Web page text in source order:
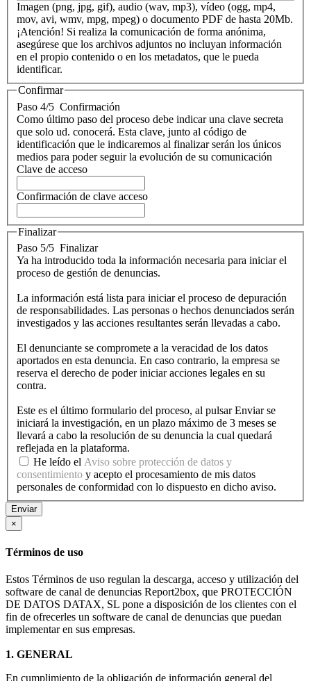
Imagen (png, jpg, gif), audio (wav, mp3), vídeo (ogg, mp4,
mov, avi, wmv, mpg, mpeg) o documento PDF de hasta 20Mb.
¡Atención! Si realiza la comunicación de forma anónima,
asegúrese que los archivos adjuntos no incluyan información
en el propio contenido o en los metadatos, que le pueda
identificar.
Confirmar
Paso 4/5 Confirmación
Como último paso del proceso debe indicar una clave secreta
que solo ud. conocerá. Esta clave, junto al código de
identificación que le indicaremos al finalizar serán los únicos
medios para poder seguir la evolución de su comunicación
Clave de acceso
Confirmación de clave acceso
Finalizar
Paso 5/5 Finalizar
Ya ha introducido toda la información necesaria para iniciar el
proceso de gestión de denuncias.
La información está lista para iniciar el proceso de depuración
de responsabilidades. Las personas o hechos denunciados serán
investigados y las acciones resultantes serán llevadas a cabo.
El denunciante se compromete a la veracidad de los datos
aportados en esta denuncia. En caso contrario, la empresa se
reserva el derecho de poder iniciar acciones legales en su
contra.
Este es el último formulario del proceso, al pulsar Enviar se
iniciará la investigación, en un plazo máximo de 3 meses se
llevará a cabo la resolución de su denuncia la cual quedará
reflejada en la plataforma.
He leído el Aviso sobre protección de datos y
consentimiento y acepto el procesamiento de mis datos
personales de conformidad con lo dispuesto en dicho aviso.
Enviar
×
Términos de uso
Estos Términos de uso regulan la descarga, acceso y utilización del
software de canal de denuncias Report2box, que PROTECCIÓN
DE DATOS DATAX, SL pone a disposición de los clientes con el
fin de ofrecerles un software de canal de denuncias que puedan
implementar en sus empresas.
1. GENERAL
En cumplimiento de la obligación de información general del